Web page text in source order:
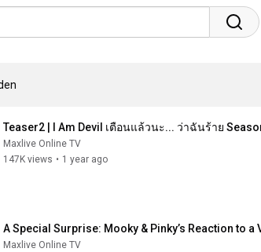
Teaser2 | I Am Devil เตือนแล้วนะ... ว่าฉันร้าย
Maxlive Online TV
147K views • 1 year ago
A Special Surprise: Mooky & Pinky’s Reaction to
Maxlive Online TV